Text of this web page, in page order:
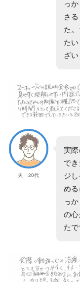
っ
さ
た
た
ざい
夫 20代
実
で
ジ
め
っ
の
たで